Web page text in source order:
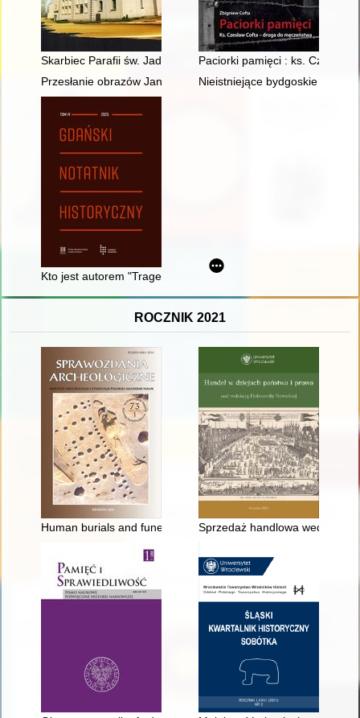
Skarbiec Parafii św. Jadwigi w Grodzisku Wielkopolskim
Paciorki pamięci : ks.
Przesłanie obrazów Jana Henryka Rosena (1891-1982) w
Nieistniejące bydgoskie
Kto jest autorem "Tragedii o bogaczu i Łazarzu" z 1643 r.?
ROCZNIK 2021
Human burials and funeral rite of the Linear Pottery culture
Sprzedaż handlowa według